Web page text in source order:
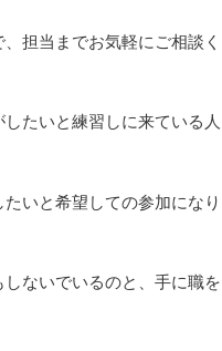
担当までお気軽にご相談く
たいと練習しに来ている人
いと希望しての参加になり
ないでいるのと、手に職を